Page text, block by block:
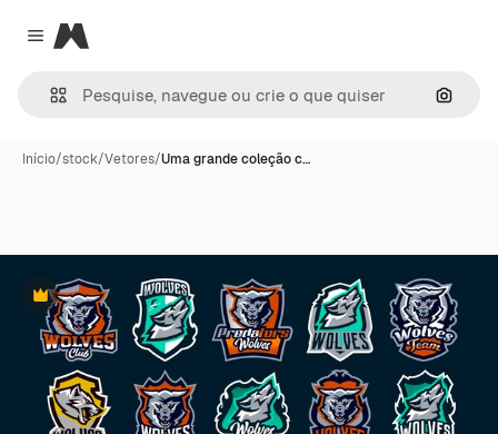
Close menu
Magnific
Início/stock/Vetores/Uma grande coleção c…
Premium